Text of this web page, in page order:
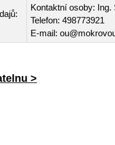
Kontaktní osoby:
Telefon: 498773921
E-mail:
>